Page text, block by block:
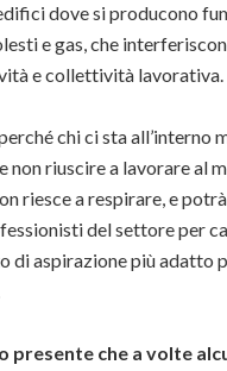
dove si producono
e gas, che
e collettività lavorativa.
chi ci sta all’interno
non riuscire a lavorare al
riesce a respirare, e
del settore per
di aspirazione più adatto
presente che a volte